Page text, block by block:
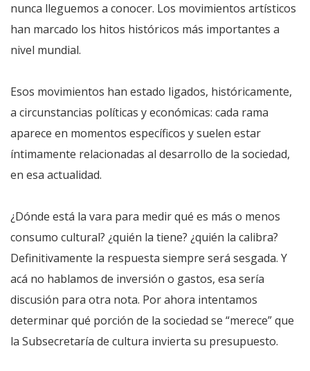
nunca lleguemos a conocer. Los movimientos artísticos
han marcado los hitos históricos más importantes a
nivel mundial.
Esos movimientos han estado ligados, históricamente,
a circunstancias políticas y económicas: cada rama
aparece en momentos específicos y suelen estar
íntimamente relacionadas al desarrollo de la sociedad,
en esa actualidad.
¿Dónde está la vara para medir qué es más o menos
consumo cultural? ¿quién la tiene? ¿quién la calibra?
Definitivamente la respuesta siempre será sesgada. Y
acá no hablamos de inversión o gastos, esa sería
discusión para otra nota. Por ahora intentamos
determinar qué porción de la sociedad se “merece” que
la Subsecretaría de cultura invierta su presupuesto.